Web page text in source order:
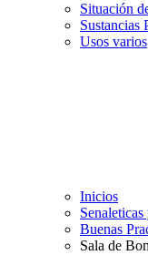
Situación
Sustancias
Usos varios
Inicios
Buenas
Sala de